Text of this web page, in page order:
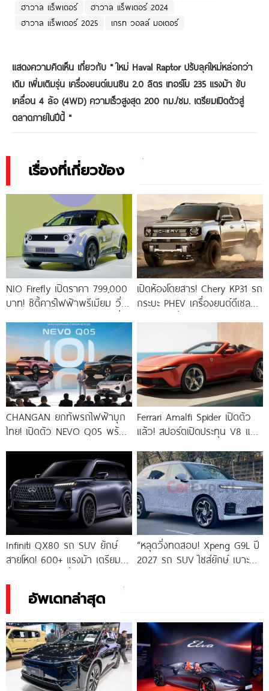
ฮาวาล แร็พเตอร์
ฮาวาล แร็พเตอร์ 2024
ฮาวาล แร็พเตอร์ 2025
เกรท วอลล์ มอเตอร์
แสดงความคิดเห็น เกี่ยวกับ "ใหม่ Haval Raptor ปรับลุคใหม่หล่อกว่า
เดิม เพิ่มเติมรุ่น เครื่องยนต์เบนซิน 2.0 ลิตร เทอร์โบ 235 แรงม้า ขับ
เคลื่อน 4 ล้อ (4WD) ความเร็วสูงสุด 200 กม./ชม. เตรียมเปิดตัวสู่
ตลาดภายในปีนี้ "
เรื่องที่เกี่ยวข้อง
NIO Firefly เปิดราคา 799,000
บาท! ซิตี้คาร์ไฟฟ้าพรีเมียม วิ่ง
งาน
เปิดห้องโดยสาร! Chery KP31 รถ
กระบะ PHEV เครื่องยนต์ดีเซล
CHANGAN ยกทัพรถไฟฟ้าบุก
ไทย! เปิดตัว NEVO Q05 พร้อม
Ferrari Amalfi Spider เปิดตัว
แล้ว! สปอร์ตเปิดประทุน V8 แรง
Infiniti QX80 รถ SUV ยักษ์
สายโหด! 600+ แรงม้า เตรียม
“หลุดวิ่งทดสอบ! Xpeng G9L ปี
2027 รถ SUV ไซส์ยักษ์ เบาะนั่ง
อัพเดทล่าสุด